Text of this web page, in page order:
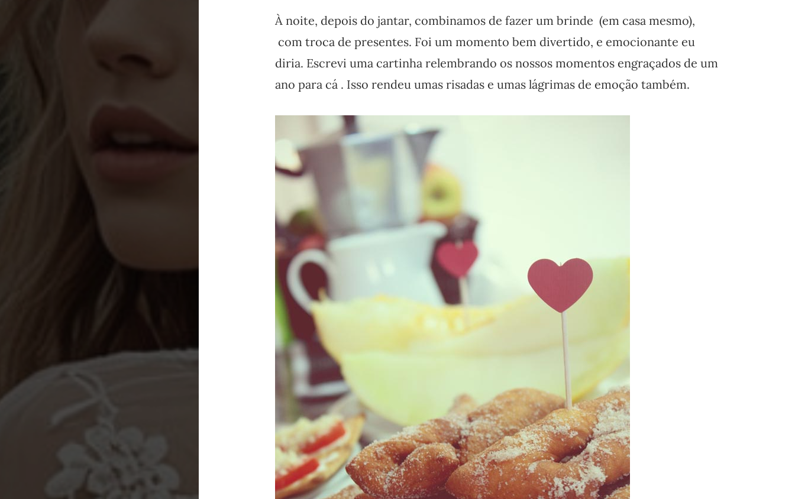
À noite, depois do jantar, combinamos de fazer um brinde (em casa mesmo),
com troca de presentes. Foi um momento bem divertido, e emocionante eu
diria. Escrevi uma cartinha relembrando os nossos momentos engraçados de um
ano para cá . Isso rendeu umas risadas e umas lágrimas de emoção também.